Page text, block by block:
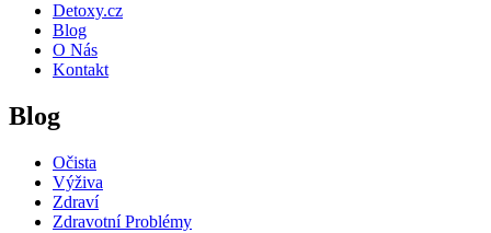
Detoxy.cz
Blog
O Nás
Kontakt
Blog
Očista
Výživa
Zdraví
Zdravotní Problémy